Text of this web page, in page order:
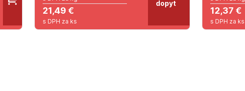
21,49 €
s DPH za ks
dopyt
12,37 €
s DPH za ks